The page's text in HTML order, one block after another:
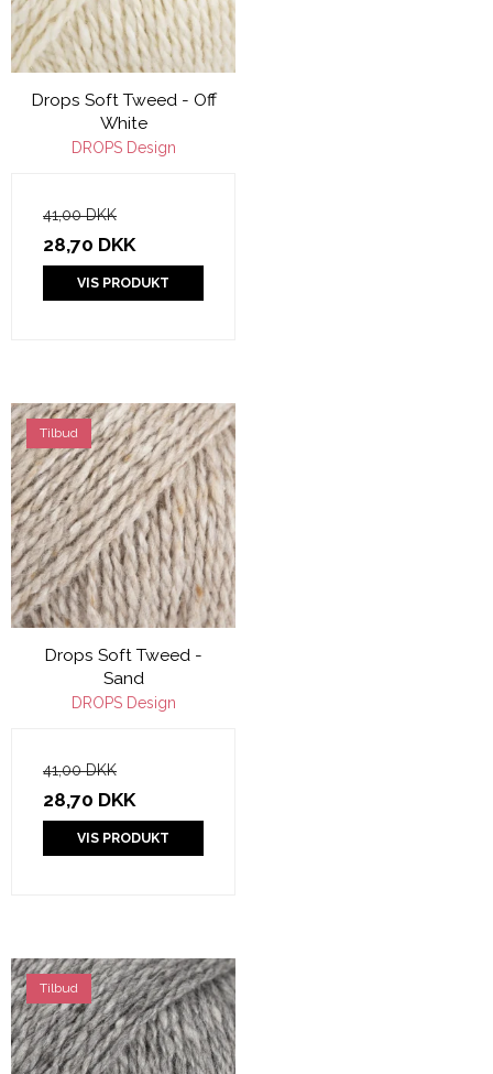
Drops Soft Tweed - Off
White
DROPS Design
41,00 DKK
28,70 DKK
VIS PRODUKT
Tilbud
Drops Soft Tweed -
Sand
DROPS Design
41,00 DKK
28,70 DKK
VIS PRODUKT
Tilbud